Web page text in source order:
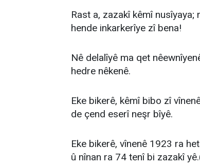
Rast a, zazakî kêmî
hende inkarkerîye zî bena!
Nê delalîyê ma qet
hedre nêkenê.
Eke bikerê, kêmî bibo zî
de çend eserî neşr bîyê.
Eke bikerê, vînenê 1923 ra
û nînan ra 74 tenî bi zazakî yê.